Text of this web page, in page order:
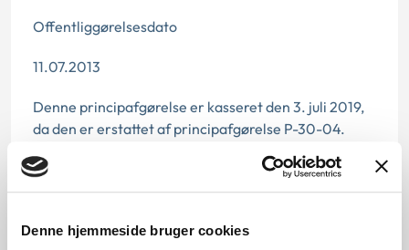
Denne hjemmeside bruger cookies
Offentliggørelsesdato
11.07.2013
Denne principafgørelse er kasseret den 3. juli 2019,
da den er erstattet af principafgørelse P-30-04.
Paragraf